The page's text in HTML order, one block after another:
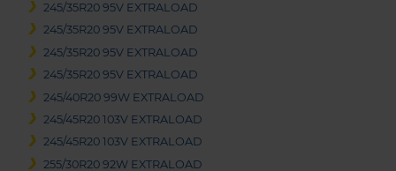
245/35R20 95V EXTRALOAD
245/35R20 95V EXTRALOAD
245/35R20 95V EXTRALOAD
245/35R20 95V EXTRALOAD
245/40R20 99W EXTRALOAD
245/45R20 103V EXTRALOAD
245/45R20 103V EXTRALOAD
255/30R20 92W EXTRALOAD